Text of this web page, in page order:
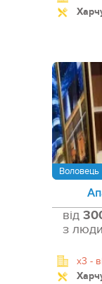
Воловець
від
з
x3 -